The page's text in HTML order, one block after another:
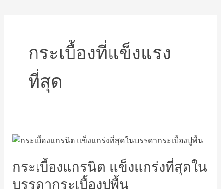
กระเบื้องที่แข็งแรง
ที่สุด
กระเบื้องแกรนิต แข็งแกร่งที่สุดใน
บรรดากระเบื้องปูพื้น
กระเบื้อง
แข็งแกร่ง